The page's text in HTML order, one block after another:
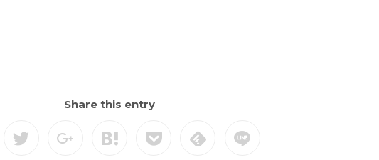
Share this entry